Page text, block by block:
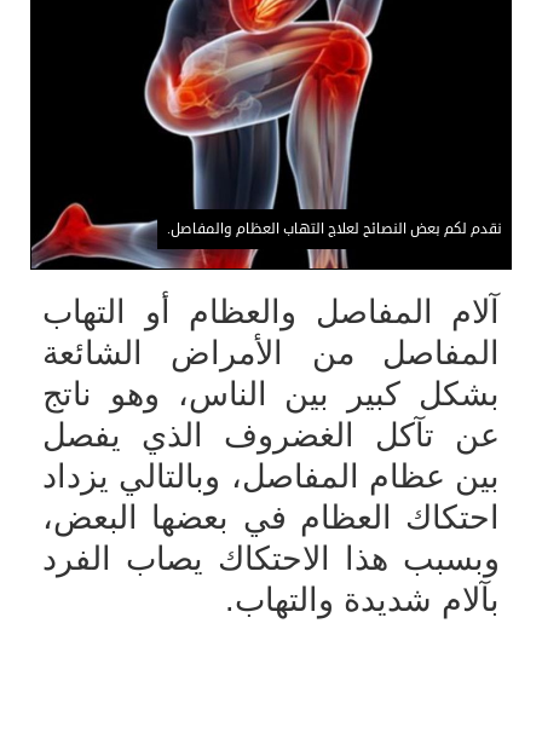
نقدم لكم بعض النصائح لعلاج التهاب العظام والمفاصل.
آلام المفاصل والعظام أو التهاب
المفاصل من الأمراض الشائعة
بشكل كبير بين الناس، وهو ناتج
عن تآكل الغضروف الذي يفصل
بين عظام المفاصل، وبالتالي يزداد
احتكاك العظام في بعضها البعض،
وبسبب هذا الاحتكاك يصاب الفرد
بآلام شديدة والتهاب.